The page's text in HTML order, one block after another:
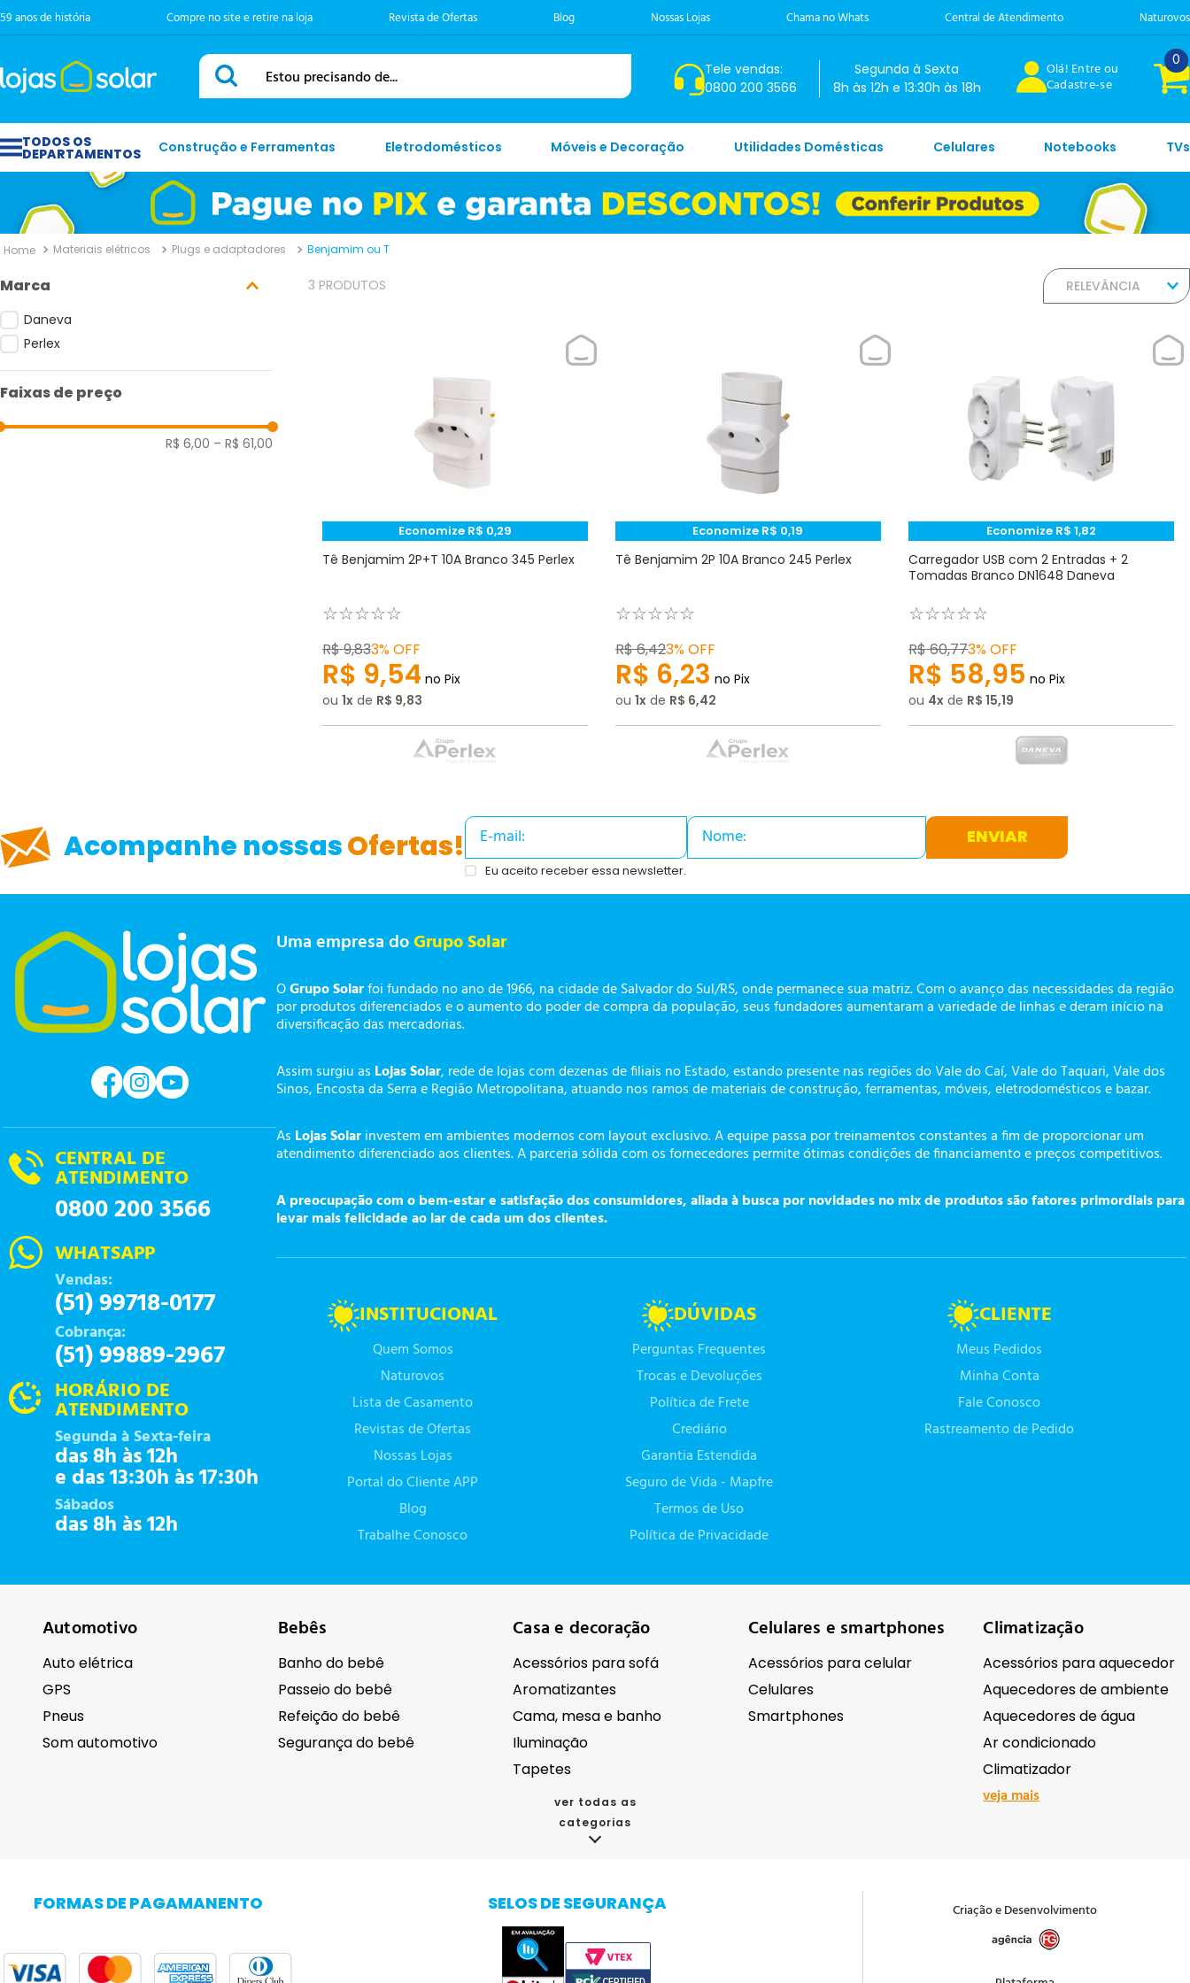
59 anos de história Compre no site e retire na loja Revista de Ofertas Blog Nossas Lojas Chama no Whats Central de Atendimento Naturovos
Estou precisando de...
Tele vendas:
0800 200 3566
Segunda à Sexta
8h às 12h e 13:30h às 18h
Olá! Entre ou
Cadastre-se
0
Construção e Ferramentas Eletrodomésticos Móveis e Decoração Utilidades Domésticas Celulares Notebooks TVs
Materiais elétricos Plugs e adaptadores Benjamim ou T
Marca
Daneva
Perlex
Faixas de preço
R$ 6,00 – R$ 61,00
3 PRODUTOS RELEVÂNCIA
Economize R$ 0,29
Tê Benjamim 2P+T 10A Branco 345 Perlex
☆☆☆☆☆
R$9,833%OFF
R$ 9,54 no Pix
ou 1 de R$ 9,83
Economize R$ 0,19
Tê Benjamim 2P 10A Branco 245 Perlex
☆☆☆☆☆
R$6,423%OFF
R$ 6,23 no Pix
ou 1 de R$ 6,42
Economize R$ 1,82
Carregador USB com 2 Entradas + 2
Tomadas Branco DN1648 Daneva
☆☆☆☆☆
R$60,773%OFF
R$ 58,95 no Pix
ou 4 de R$ 15,19
Acompanhe nossasOfertas! ENVIAR
Eu aceito receber essa newsletter.
CENTRAL DE
ATENDIMENTO
0800 200 3566
WHATSAPP
Vendas:
(51) 99718-0177
Cobrança:
(51) 99889-2967
HORÁRIO DE
ATENDIMENTO
Segunda à Sexta-feira
das 8h às 12h
e das 13:30h às 17:30h
Sábados
das 8h às 12h
Uma empresa doGrupo Solar
OGrupo Solarfoi fundado no ano de 1966, na cidade de Salvador do Sul/RS, onde permanece sua matriz. Com o avanço das necessidades da região
por produtos diferenciados e o aumento do poder de compra da população, seus fundadores aumentaram a variedade de linhas e deram início na
diversificação das mercadorias.
Assim surgiu as Lojas Solar, rede de lojas com dezenas de filiais no Estado, estando presente nas regiões do Vale do Caí, Vale do Taquari, Vale dos
Sinos, Encosta da Serra e Região Metropolitana, atuando nos ramos de materiais de construção, ferramentas, móveis, eletrodomésticos e bazar.
As Lojas Solarinvestem em ambientes modernos com layout exclusivo. A equipe passa por treinamentos constantes a fim de proporcionar um
atendimento diferenciado aos clientes. A parceria sólida com os fornecedores permite ótimas condições de financiamento e preços competitivos.
A preocupação com o bem-estar e satisfação dos consumidores, aliada à busca por novidades no mix de produtos são fatores primordiais para
levar mais felicidade ao lar de cada um dos clientes.
INSTITUCIONAL
Quem Somos
Naturovos
Lista de Casamento
Revistas de Ofertas
Nossas Lojas
Portal do Cliente APP
Blog
Trabalhe Conosco
DÚVIDAS
Perguntas Frequentes
Trocas e Devoluções
Política de Frete
Crediário
Garantia Estendida
Seguro de Vida - Mapfre
Termos de Uso
Política de Privacidade
CLIENTE
Meus Pedidos
Minha Conta
Fale Conosco
Rastreamento de Pedido
Automotivo
Auto elétrica
GPS
Pneus
Som automotivo
Bebês
Banho do bebê
Passeio do bebê
Refeição do bebê
Segurança do bebê
Casa e decoração
Acessórios para sofá
Aromatizantes
Cama, mesa e banho
Iluminação
Tapetes
Celulares e smartphones
Acessórios para celular
Celulares
Smartphones
Climatização
Acessórios para aquecedor
Aquecedores de ambiente
Aquecedores de água
Ar condicionado
Climatizador
veja mais
Higiene
Cafeteiras
Andaimes e cavaletes
ver todas as
categorias
FORMAS DE PAGAMANENTO SELOS DE SEGURANÇA Criação e Desenvolvimento